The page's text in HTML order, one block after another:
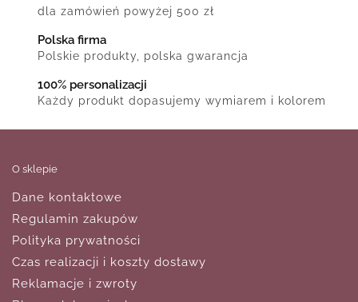
dla zamówień powyżej 500 zł
Polska firma
Polskie produkty, polska gwarancja
100% personalizacji
Każdy produkt dopasujemy wymiarem i kolorem
O sklepie
Dane kontaktowe
Regulamin zakupów
Polityka prywatności
Czas realizacji i koszty dostawy
Reklamacje i zwroty